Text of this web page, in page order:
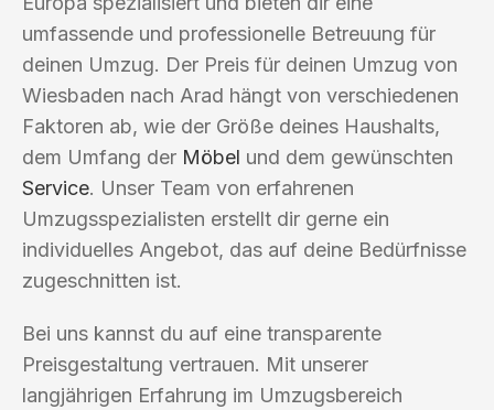
umfassende und professionelle Betreuung für
deinen Umzug. Der Preis für deinen Umzug von
Wiesbaden nach Arad hängt von verschiedenen
Faktoren ab, wie der Größe deines Haushalts,
dem Umfang der Möbel und dem gewünschten
Service. Unser Team von erfahrenen
Umzugsspezialisten erstellt dir gerne ein
individuelles Angebot, das auf deine Bedürfnisse
zugeschnitten ist.
Bei uns kannst du auf eine transparente
Preisgestaltung vertrauen. Mit unserer
langjährigen Erfahrung im Umzugsbereich